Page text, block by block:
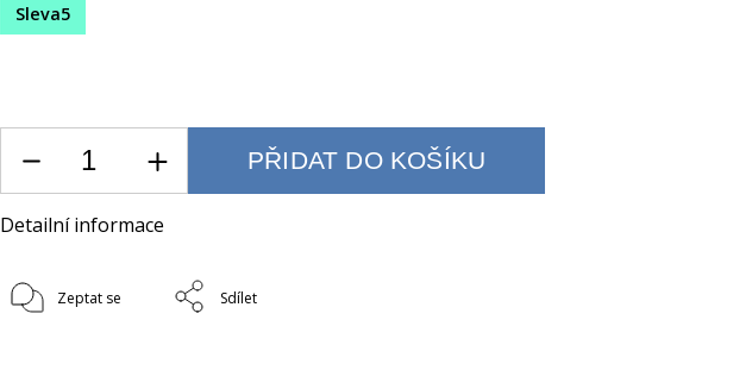
Sleva5
PŘIDAT DO KOŠÍKU
Detailní informace
Zeptat se Sdílet